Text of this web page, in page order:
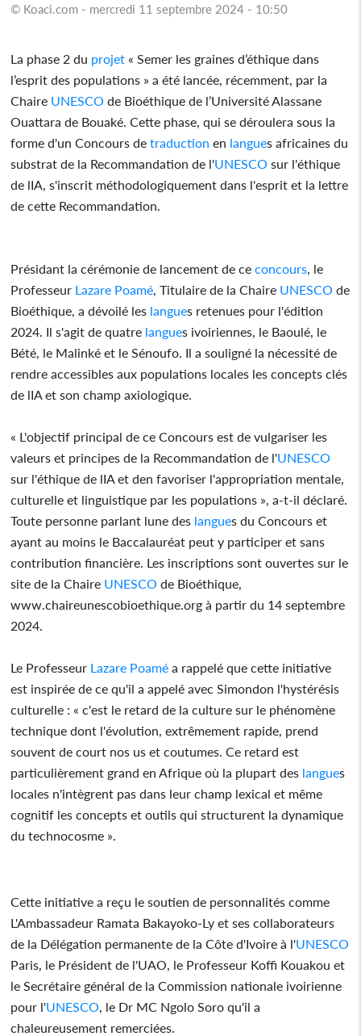
© Koaci.com - mercredi 11 septembre 2024 - 10:50
La phase 2 du projet « Semer les graines d’éthique dans
l’esprit des populations » a été lancée, récemment, par la
Chaire UNESCO de Bioéthique de l’Université Alassane
Ouattara de Bouaké. Cette phase, qui se déroulera sous la
forme d'un Concours de traduction en langues africaines du
substrat de la Recommandation de l'UNESCO sur l'éthique
de lIA, s'inscrit méthodologiquement dans l'esprit et la lettre
de cette Recommandation.
Présidant la cérémonie de lancement de ce concours , le
Professeur Lazare Poamé , Titulaire de la Chaire UNESCO de
Bioéthique, a dévoilé les langues retenues pour l'édition
2024. Il s'agit de quatre langues ivoiriennes, le Baoulé, le
Bété, le Malinké et le Sénoufo. Il a souligné la nécessité de
rendre accessibles aux populations locales les concepts clés
de lIA et son champ axiologique.
« L'objectif principal de ce Concours est de vulgariser les
valeurs et principes de la Recommandation de l'UNESCO
sur l'éthique de lIA et den favoriser l'appropriation mentale,
culturelle et linguistique par les populations », a-t-il déclaré.
Toute personne parlant lune des langues du Concours et
ayant au moins le Baccalauréat peut y participer et sans
contribution financière. Les inscriptions sont ouvertes sur le
site de la Chaire UNESCO de Bioéthique,
www.chaireunescobioethique.org à partir du 14 septembre
2024.
Le Professeur Lazare Poamé a rappelé que cette initiative
est inspirée de ce qu'il a appelé avec Simondon l'hystérésis
culturelle : « c'est le retard de la culture sur le phénomène
technique dont l'évolution, extrêmement rapide, prend
souvent de court nos us et coutumes. Ce retard est
particulièrement grand en Afrique où la plupart des langues
locales n'intègrent pas dans leur champ lexical et même
cognitif les concepts et outils qui structurent la dynamique
du technocosme ».
Cette initiative a reçu le soutien de personnalités comme
L'Ambassadeur Ramata Bakayoko-Ly et ses collaborateurs
de la Délégation permanente de la Côte d'Ivoire à l'UNESCO
Paris, le Président de l'UAO, le Professeur Koffi Kouakou et
le Secrétaire général de la Commission nationale ivoirienne
pour l'UNESCO , le Dr MC Ngolo Soro qu'il a
chaleureusement remerciées.